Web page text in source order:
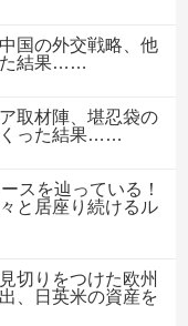
国の外交戦略、他
た結果……
取材陣、堪忍袋の
くった結果……
スを辿っている！
と居座り続けるル
切りをつけた欧州
、日英米の資産を